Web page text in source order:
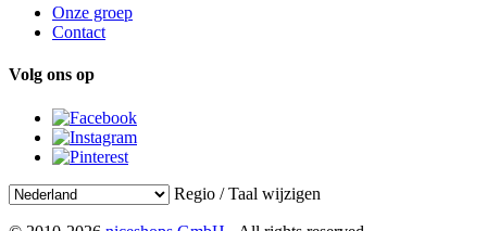
Onze groep
Contact
Volg ons op
Regio / Taal wijzigen